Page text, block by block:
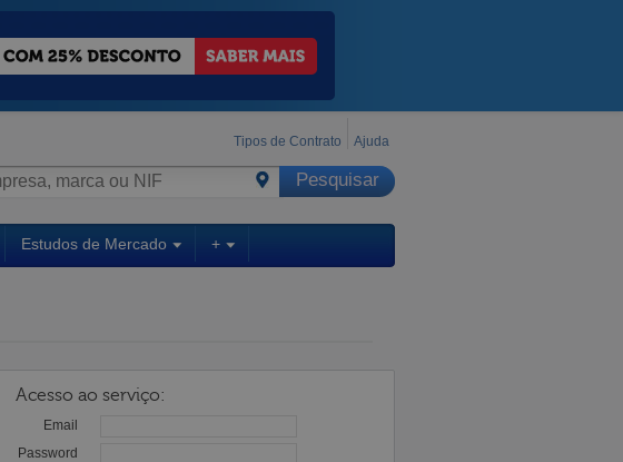
Tipos de Contrato Ajuda
Estudos de Mercado +
Acesso ao serviço:
Email
Password